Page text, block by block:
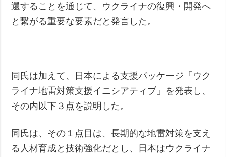
還することを通じて、ウクライナの復興・開発へ
と繋がる重要な要素だと発言した。
同氏は加えて、日本による支援パッケージ「ウク
ライナ地雷対策支援イニシアティブ」を発表し、
その内以下３点を説明した。
同氏は、その１点目は、長期的な地雷対策を支え
る人材育成と技術強化だとし、日本はウクライナ